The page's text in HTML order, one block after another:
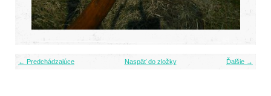
← Predchádzajúce Ďalšie →
Naspäť do zložky